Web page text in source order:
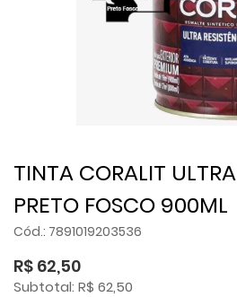
TINTA CORALIT
PRETO FOSCO 900ML
Cód.: 7891019203536
R$ 62,50
Subtotal: R$ 62,50